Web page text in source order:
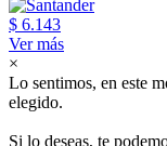
$ 6.143
Ver más
×
Lo sentimos, en este
elegido.
Si lo deseas, te